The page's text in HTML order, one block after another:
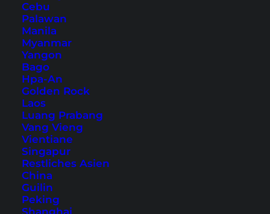
Cebu
Palawan
Manila
Myanmar
Yangon
Bago
Hpa-An
Golden Rock
Laos
Luang Prabang
Vang Vieng
Vientiane
Singapur
Restliches Asien
China
Guilin
Peking
Shanghai
Das Land der aufgehenden Sonne fasziniert jeden